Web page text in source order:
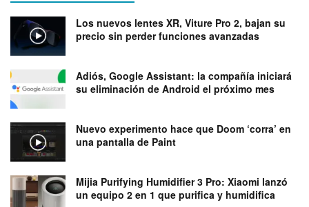
Los nuevos lentes XR, Viture Pro 2, bajan su
precio sin perder funciones avanzadas
Adiós, Google Assistant: la compañía iniciará
su eliminación de Android el próximo mes
Nuevo experimento hace que Doom ‘corra’ en
una pantalla de Paint
Mijia Purifying Humidifier 3 Pro: Xiaomi lanzó
un equipo 2 en 1 que purifica y humidifica